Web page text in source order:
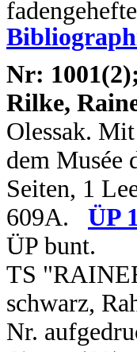
Nr: 1001(2);
Rilke,
Olessak.
dem Musée
Seiten, 1
609A.
ÜP
ÜP bunt.
TS
schwarz,
Nr.